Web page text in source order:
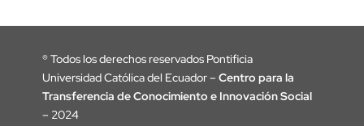
®Todos los derechos reservados Pontificia
Universidad Católica del Ecuador – Centro para la
Transferencia de Conocimiento e Innovación Social
– 2024